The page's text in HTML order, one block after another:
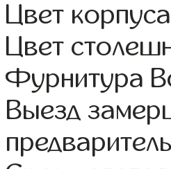
Цвет
Цвет
Фурнитура
Выезд